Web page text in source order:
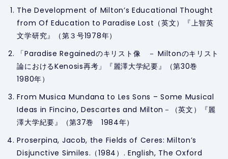
The Development of Milton’s Educational Thought
from Of Education toParadise Lost （英文）『上智英
文学研究』（第３号1978年）
「Paradise Regainedのキリスト像 － Miltonのキリスト
論におけるKenosis再考」『麗澤大学紀要』（第30巻
1980年）
From Musica Mundana to Les Sons – Some Musical
Ideas in Fincino, Descartes and Milton－（英文）『麗
澤大学紀要』（第37巻 1984年）
Proserpina, Jacob, the Fields of Ceres: Milton’s
Disjunctive Similes.（1984）.English, The Oxford